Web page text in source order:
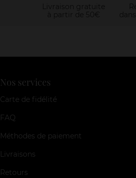
Nos services
Carte de fidélité
FAQ
Méthodes de paiement
Livraisons
Retours